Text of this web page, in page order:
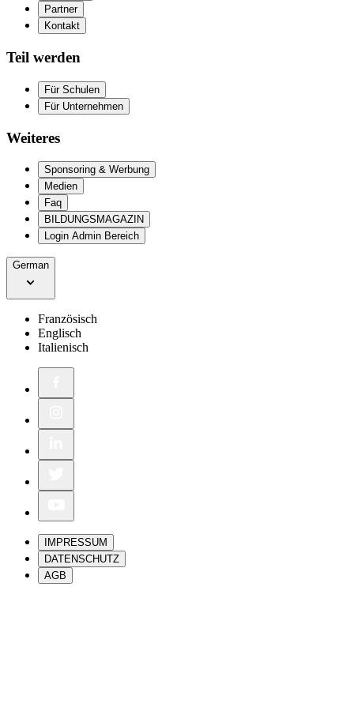
Partner
Kontakt
Teil werden
Für Schulen
Für Unternehmen
Weiteres
Sponsoring & Werbung
Medien
Faq
BILDUNGSMAGAZIN
Login Admin Bereich
German
Französisch
Englisch
Italienisch
IMPRESSUM
DATENSCHUTZ
AGB